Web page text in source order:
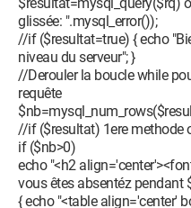
glissée: ".mysql_error());
//if ($resultat=true) { echo
niveau du serveur"; }
//Derouler la boucle while
requête
//if ($resultat) 1ere methode
if ($nb>0)
echo "<h2
vous êtes absentéz pendant
{ echo "<table align='center'